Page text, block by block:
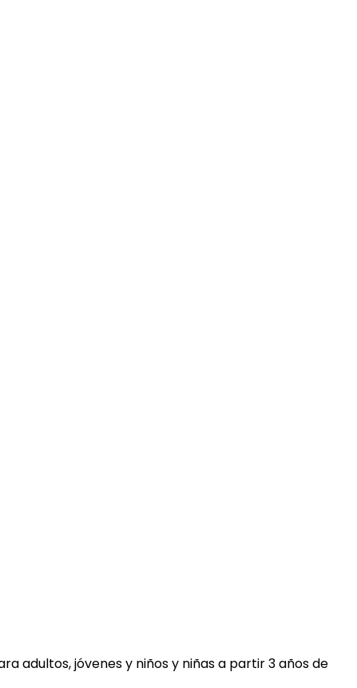
adultos, jóvenes y niños y niñas a partir 3 años de